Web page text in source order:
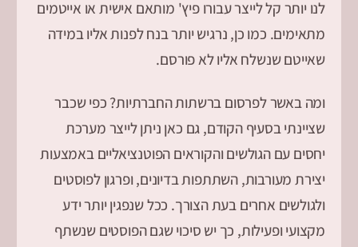
לנו יותר קל לייצר עבורו פיץ' מותאם אישית או אייטמים
מתאימים. כמו כן, נרגיש יותר בנח לפנות אליו במידה
שאייטם שנשלח אליו לא פורסם.
ומה באשר לפרסום ברשתות החברתיות? כפי שכבר
שציינתי בסעיף הקודם, גם כאן ניתן לייצר מערכת
יחסים עם הגולשים והקוראים הפוטנציאליים באמצעות
יצירת מעורבות, השתתפות בדיונים, ופרגון לפוסטים
ולגולשים אחרים בעת הצורך. ככל שנפגין יותר ידע
מקצועי ופעילות, כך יש סיכוי שגם הפוסטים שנשתף